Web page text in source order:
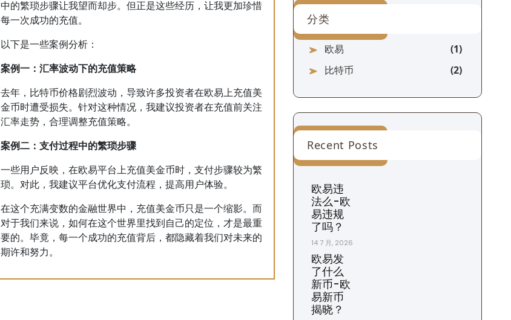
中的繁琐步骤让我望而却步。但正是这些经历，让我更加珍惜
每一次成功的充值。
以下是一些案例分析：
案例一：汇率波动下的充值策略
去年，比特币价格剧烈波动，导致许多投资者在欧易上充值美
金币时遭受损失。针对这种情况，我建议投资者在充值前关注
汇率走势，合理调整充值策略。
案例二：支付过程中的繁琐步骤
一些用户反映，在欧易平台上充值美金币时，支付步骤较为繁
琐。对此，我建议平台优化支付流程，提高用户体验。
在这个充满变数的金融世界中，充值美金币只是一个缩影。而
对于我们来说，如何在这个世界里找到自己的定位，才是最重
要的。毕竟，每一个成功的充值背后，都隐藏着我们对未来的
期许和努力。
分类
欧易
比特币
Recent Posts
欧易违
法么-欧
易违规
了吗？
14 7 月, 2026
欧易发
了什么
新币-欧
易新币
揭晓？